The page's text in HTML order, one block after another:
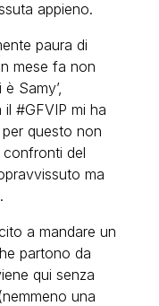
appieno.
paura di
mese fa non
Samy’,
#GFVIP mi ha
questo non
confronti del
ma
a mandare un
partono da
qui senza
una